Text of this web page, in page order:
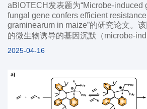
aBIOTECH发表题为“Microbe-induced
fungal gene confers efficient
graminearum in maize”的研究论文。
的微生物诱导的基因沉默（microbe-
2025-04-16